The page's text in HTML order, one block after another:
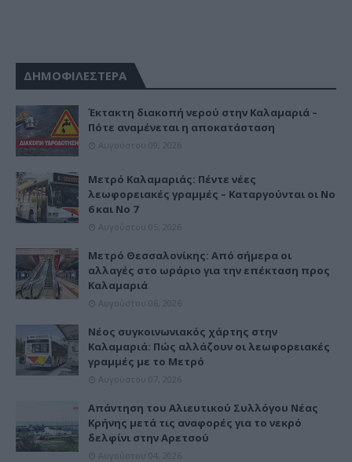
ΔΗΜΟΦΙΛΕΣΤΕΡΑ
Έκτακτη διακοπή νερού στην Καλαμαριά –
Πότε αναμένεται η αποκατάσταση
Αυγούστου 09, 2026
Μετρό Καλαμαριάς: Πέντε νέες
λεωφορειακές γραμμές – Καταργούνται οι Νο
6 και Νο 7
Αυγούστου 05, 2026
Μετρό Θεσσαλονίκης: Από σήμερα οι
αλλαγές στο ωράριο για την επέκταση προς
Καλαμαριά
Αυγούστου 06, 2026
Νέος συγκοινωνιακός χάρτης στην
Καλαμαριά: Πώς αλλάζουν οι λεωφορειακές
γραμμές με το Μετρό
Αυγούστου 07, 2026
Απάντηση του Αλιευτικού Συλλόγου Νέας
Κρήνης μετά τις αναφορές για το νεκρό
δελφίνι στην Αρετσού
Αυγούστου 04, 2026